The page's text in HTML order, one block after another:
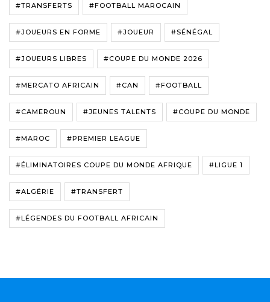
#TRANSFERTS #FOOTBALL MAROCAIN
#JOUEURS EN FORME #JOUEUR #SÉNÉGAL
#JOUEURS LIBRES #COUPE DU MONDE 2026
#MERCATO AFRICAIN #CAN #FOOTBALL
#CAMEROUN #JEUNES TALENTS #COUPE DU MONDE
#MAROC #PREMIER LEAGUE
#ÉLIMINATOIRES COUPE DU MONDE AFRIQUE #LIGUE 1
#ALGÉRIE #TRANSFERT
#LÉGENDES DU FOOTBALL AFRICAIN